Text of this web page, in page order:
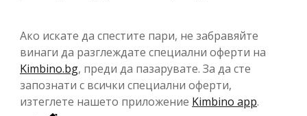
Ако искате да спестите пари, не забравяйте
винаги да разглеждате специални оферти на
Kimbino.bg, преди да пазарувате. За да сте
запознати с всички специални оферти,
изтеглете нашето приложение Kimbino app.